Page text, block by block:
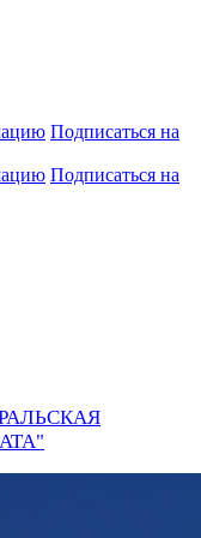
Подписаться на
Подписаться на